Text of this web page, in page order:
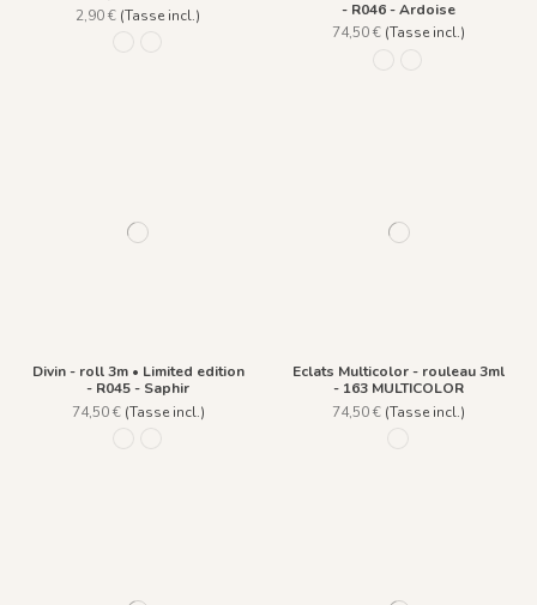
2,90 € (Tasse incl.)
- R046 - Ardoise
74,50 € (Tasse incl.)
Divin - roll 3m • Limited edition
- R045 - Saphir
74,50 €(Tasse incl.)
Eclats Multicolor - rouleau 3ml
- 163 MULTICOLOR
74,50 € (Tasse incl.)